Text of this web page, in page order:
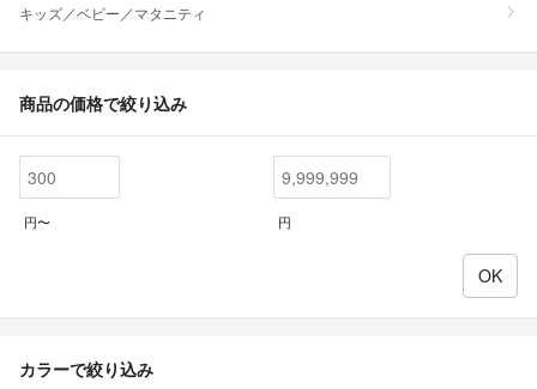
キッズ／ベビー／マタニティ
商品の価格で絞り込み
円〜 円
カラーで絞り込み